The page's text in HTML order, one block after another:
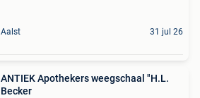
Aalst 31 jul 26
ANTIEK Apothekers weegschaal "H.L.
Becker